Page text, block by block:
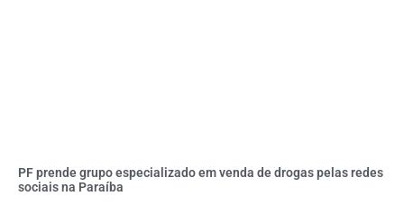
PF prende grupo especializado em venda de drogas pelas redes
sociais na Paraíba